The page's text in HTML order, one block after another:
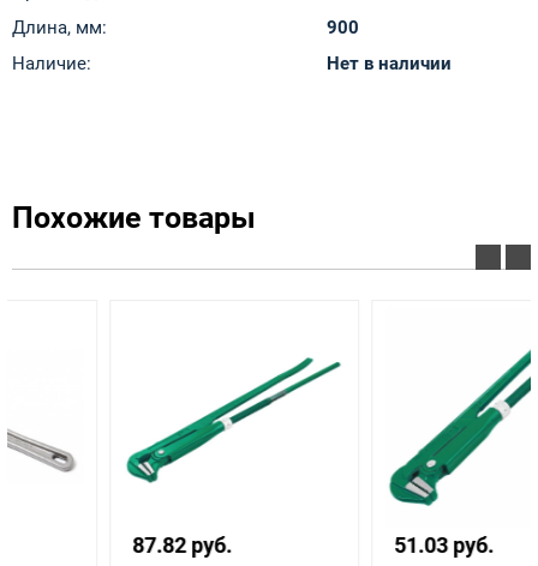
Длина, мм:
900
Наличие:
Нет в наличии
Похожие товары
87.82 руб. 51.03 руб.